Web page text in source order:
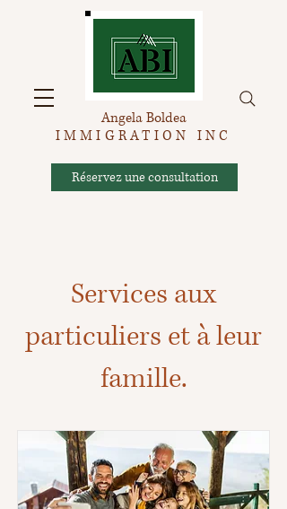
Réservez une consultation
Angela Boldea
IMMIGRATION INC
Services aux
particuliers et à leur
famille.